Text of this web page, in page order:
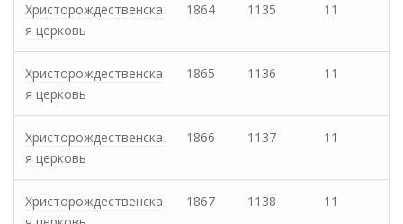
Христорождественска
я церковь
1864 1135 11
Христорождественска
я церковь
1865 1136 11
Христорождественска
я церковь
1866 1137 11
Христорождественска
1867 1138 11